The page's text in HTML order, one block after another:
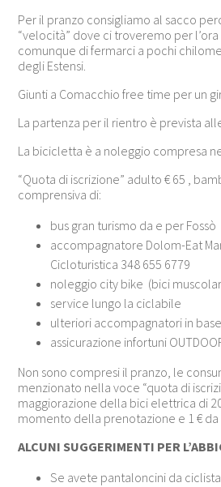
Per il pranzo consigliamo al sacco
“velocità” dove ci troveremo per
comunque di fermarci a pochi
degli Estensi.
Giunti a Comacchio free time per un
La partenza per il rientro è prevista
La bicicletta è a noleggio compresa
“Quota di iscrizione” adulto € 65 ,
comprensiva di:
bus gran turismo da e per Fossò
accompagnatore Dolom-Eat
Cicloturistica 348 655 6779
noleggio city bike (bici
service lungo la ciclabile
ulteriori accompagnatori in
assicurazione infortuni
Non sono compresi il pranzo, le
menzionato nella voce “quota di
maggiorazione della bici elettrica di
momento della prenotazione e 1 €
ALCUNI SUGGERIMENTI PER
Se avete pantaloncini da